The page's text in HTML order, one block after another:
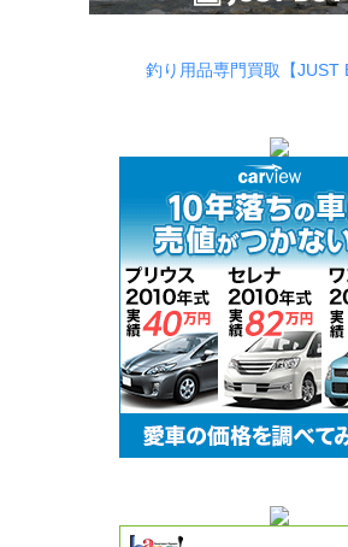
釣り用品専門買取【JUST